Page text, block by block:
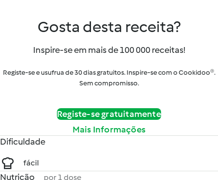
Gosta desta receita?
Inspire-se em mais de 100 000 receitas!
Registe-se e usufrua de 30 dias gratuitos. Inspire-se com o Cookidoo®.
Sem compromisso.
Registe-se gratuitamente
Mais Informações
Dificuldade
fácil
Nutrição por 1 dose